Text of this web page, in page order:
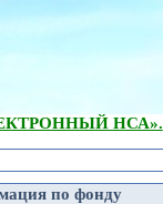
НСА».
по фонду